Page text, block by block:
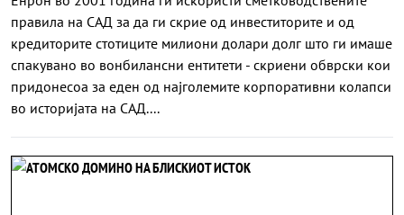
правила на САД за да ги скрие од инвеститорите и од
кредиторите стотиците милиони долари долг што ги имаше
спакувано во вонбилансни ентитети - скриени обврски кои
придонесоа за еден од најголемите корпоративни колапси
во историјата на САД....